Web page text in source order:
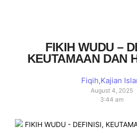
FIKIH WUDU –
KEUTAMAAN DAN
Fiqih,Kajian
August 4, 2025
3:44 am